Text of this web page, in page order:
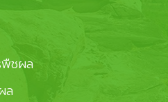
พืชผล
ล